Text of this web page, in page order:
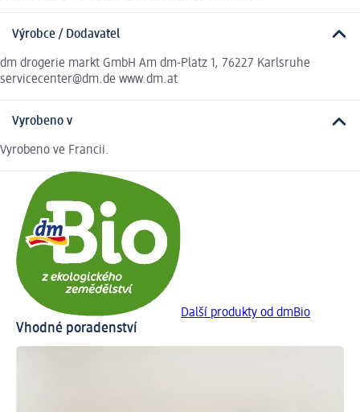
Výrobce / Dodavatel
dm drogerie markt GmbH Am dm-Platz 1, 76227 Karlsruhe
servicecenter@dm.de www.dm.at
Vyrobeno v
Vyrobeno ve Francii.
Další produkty od dmBio
Vhodné poradenství